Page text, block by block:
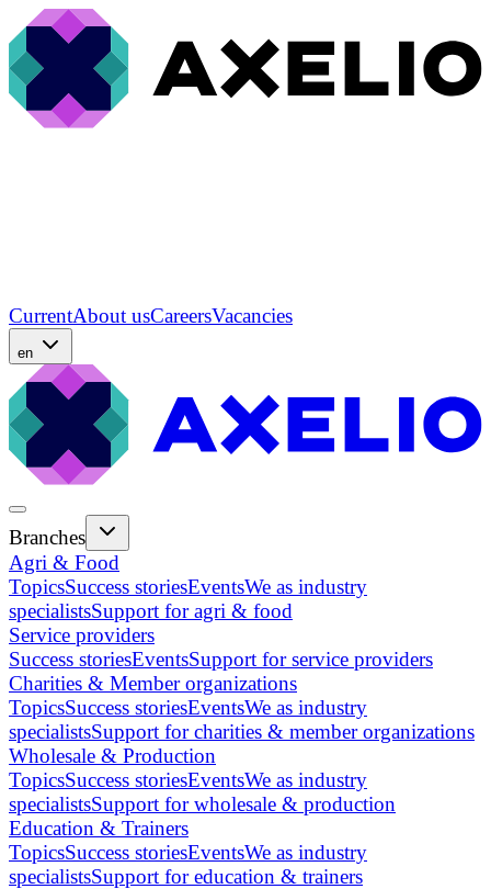
CurrentAbout usCareersVacancies
en
Branches
Agri & Food
TopicsSuccess storiesEventsWe as industry
specialistsSupport for agri & food
Service providers
Success storiesEventsSupport for service providers
Charities & Member organizations
TopicsSuccess storiesEventsWe as industry
specialistsSupport for charities & member organizations
Wholesale & Production
TopicsSuccess storiesEventsWe as industry
specialistsSupport for wholesale & production
Education & Trainers
TopicsSuccess storiesEventsWe as industry
specialistsSupport for education & trainers